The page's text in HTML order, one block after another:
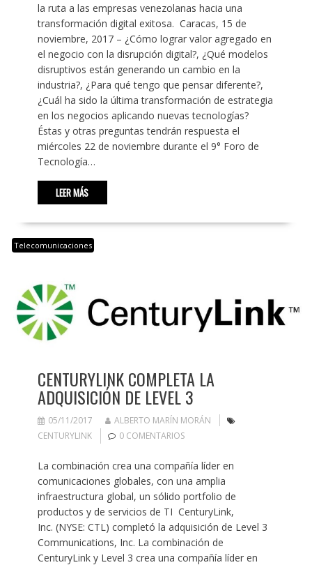
la ruta a las empresas venezolanas hacia una
transformación digital exitosa. Caracas, 15 de
noviembre, 2017 – ¿Cómo lograr valor agregado en
el negocio con la disrupción digital?, ¿Qué modelos
disruptivos están generando un cambio en la
industria?, ¿Para qué tengo que pensar diferente?,
¿Cuál ha sido la última transformación de estrategia
en los negocios aplicando nuevas tecnologías?
Éstas y otras preguntas tendrán respuesta el
miércoles 22 de noviembre durante el 9° Foro de
Tecnología…
LEER MÁS
Telecomunicaciones
CENTURYLINK COMPLETA LA
ADQUISICIÓN DE LEVEL 3
05/11/2017
ALBERTO MARÍN MORÁN
CENTURYLINK
0 COMENTARIOS
La combinación crea una compañía líder en
comunicaciones globales, con una amplia
infraestructura global, un sólido portfolio de
productos y de servicios de TI CenturyLink,
Inc. (NYSE: CTL) completó la adquisición de Level 3
Communications, Inc. La combinación de
CenturyLink y Level 3 crea una compañía líder en